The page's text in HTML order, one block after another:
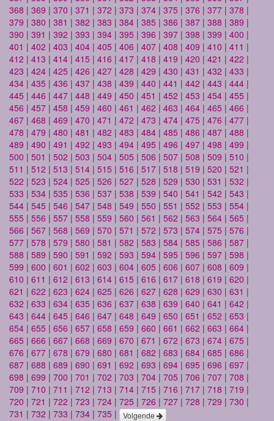
368 | 369 | 370 | 371 | 372 | 373 | 374 | 375 | 376 | 377 | 378 |
379 | 380 | 381 | 382 | 383 | 384 | 385 | 386 | 387 | 388 | 389 |
390 | 391 | 392 | 393 | 394 | 395 | 396 | 397 | 398 | 399 | 400 |
401 | 402 | 403 | 404 | 405 | 406 | 407 | 408 | 409 | 410 | 411 |
412 | 413 | 414 | 415 | 416 | 417 | 418 | 419 | 420 | 421 | 422 |
423 | 424 | 425 | 426 | 427 | 428 | 429 | 430 | 431 | 432 | 433 |
434 | 435 | 436 | 437 | 438 | 439 | 440 | 441 | 442 | 443 | 444 |
445 | 446 | 447 | 448 | 449 | 450 | 451 | 452 | 453 | 454 | 455 |
456 | 457 | 458 | 459 | 460 | 461 | 462 | 463 | 464 | 465 | 466 |
467 | 468 | 469 | 470 | 471 | 472 | 473 | 474 | 475 | 476 | 477 |
478 | 479 | 480 | 481 | 482 | 483 | 484 | 485 | 486 | 487 | 488 |
489 | 490 | 491 | 492 | 493 | 494 | 495 | 496 | 497 | 498 | 499 |
500 | 501 | 502 | 503 | 504 | 505 | 506 | 507 | 508 | 509 | 510 |
511 | 512 | 513 | 514 | 515 | 516 | 517 | 518 | 519 | 520 | 521 |
522 | 523 | 524 | 525 | 526 | 527 | 528 | 529 | 530 | 531 | 532 |
533 | 534 | 535 | 536 | 537 | 538 | 539 | 540 | 541 | 542 | 543 |
544 | 545 | 546 | 547 | 548 | 549 | 550 | 551 | 552 | 553 | 554 |
555 | 556 | 557 | 558 | 559 | 560 | 561 | 562 | 563 | 564 | 565 |
566 | 567 | 568 | 569 | 570 | 571 | 572 | 573 | 574 | 575 | 576 |
577 | 578 | 579 | 580 | 581 | 582 | 583 | 584 | 585 | 586 | 587 |
588 | 589 | 590 | 591 | 592 | 593 | 594 | 595 | 596 | 597 | 598 |
599 | 600 | 601 | 602 | 603 | 604 | 605 | 606 | 607 | 608 | 609 |
610 | 611 | 612 | 613 | 614 | 615 | 616 | 617 | 618 | 619 | 620 |
621 | 622 | 623 | 624 | 625 | 626 | 627 | 628 | 629 | 630 | 631 |
632 | 633 | 634 | 635 | 636 | 637 | 638 | 639 | 640 | 641 | 642 |
643 | 644 | 645 | 646 | 647 | 648 | 649 | 650 | 651 | 652 | 653 |
654 | 655 | 656 | 657 | 658 | 659 | 660 | 661 | 662 | 663 | 664 |
665 | 666 | 667 | 668 | 669 | 670 | 671 | 672 | 673 | 674 | 675 |
676 | 677 | 678 | 679 | 680 | 681 | 682 | 683 | 684 | 685 | 686 |
687 | 688 | 689 | 690 | 691 | 692 | 693 | 694 | 695 | 696 | 697 |
698 | 699 | 700 | 701 | 702 | 703 | 704 | 705 | 706 | 707 | 708 |
709 | 710 | 711 | 712 | 713 | 714 | 715 | 716 | 717 | 718 | 719 |
720 | 721 | 722 | 723 | 724 | 725 | 726 | 727 | 728 | 729 | 730 |
731 | 732 | 733 | 734 | 735 | Volgende